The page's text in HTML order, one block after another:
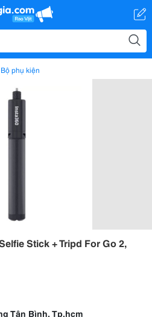
Bộ phụ kiện
Stick + Tripd For Go 2,
Tân Bình, Tp.hcm